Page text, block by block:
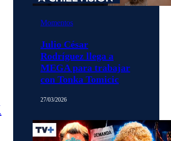
Momentos
Julio César
Rodríguez llega a
MEGA para trabajar
con Tonka Tomicic
27/03/2026